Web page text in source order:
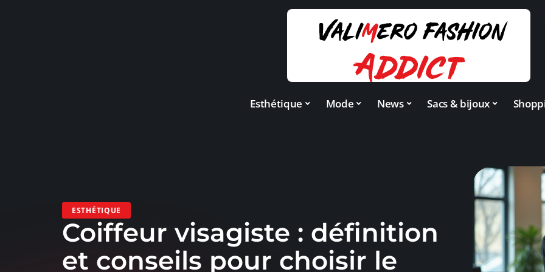
Esthétique Mode News Sacs & bijoux
ESTHÉTIQUE
Coiffeur visagiste : définition
et conseils pour choisir le